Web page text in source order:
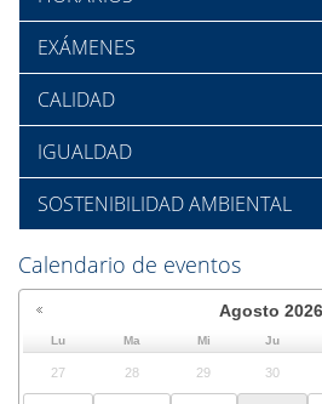
EXÁMENES
CALIDAD
IGUALDAD
SOSTENIBILIDAD AMBIENTAL
Calendario de eventos
Agosto 2026
Lu Ma Mi Ju
27 28 29 30